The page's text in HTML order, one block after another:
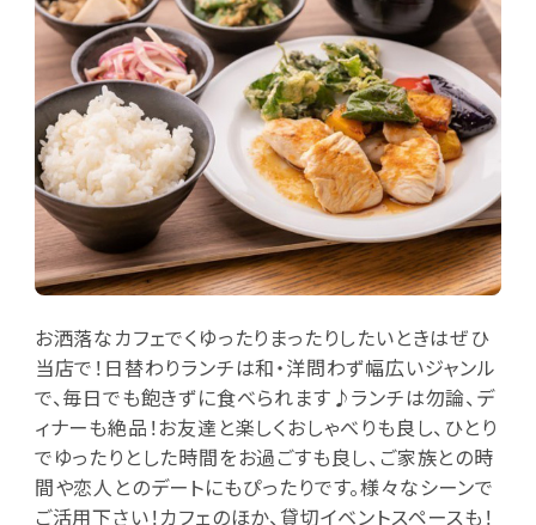
お洒落なカフェでくゆったりまったりしたいときはぜひ
当店で！日替わりランチは和・洋問わず幅広いジャンル
で、毎日でも飽きずに食べられます♪ランチは勿論、デ
ィナーも絶品！お友達と楽しくおしゃべりも良し、ひとり
でゆったりとした時間をお過ごすも良し、ご家族との時
間や恋人とのデートにもぴったりです。様々なシーンで
ご活用下さい！カフェのほか、貸切イベントスペースも！